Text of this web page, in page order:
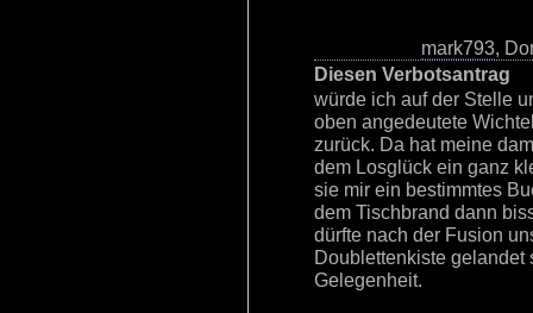
mark793,
Diesen Verbotsantrag
würde ich auf der Stelle
oben angedeutete
zurück. Da hat meine
dem Losglück ein ganz
sie mir ein bestimmtes
dem Tischbrand dann
dürfte nach der Fusion
Doublettenkiste gelandet
Gelegenheit.